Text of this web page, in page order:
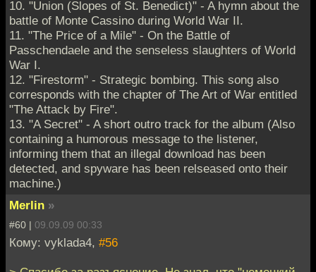
10. "Union (Slopes of St. Benedict)" - A hymn about the
battle of Monte Cassino during World War II.
11. "The Price of a Mile" - On the Battle of
Passchendaele and the senseless slaughters of World
War I.
12. "Firestorm" - Strategic bombing. This song also
corresponds with the chapter of The Art of War entitled
"The Attack by Fire".
13. "A Secret" - A short outro track for the album (Also
containing a humorous message to the listener,
informing them that an illegal download has been
detected, and spyware has been relseased onto their
machine.)
Merlin »
#60 | 09.09.09 00:33
Кому: vyklada4, #56